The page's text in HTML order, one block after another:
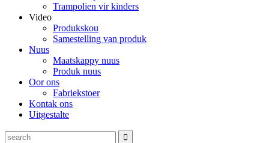
Trampolien vir kinders
Video
Produkskou
Samestelling van produk
Nuus
Maatskappy nuus
Produk nuus
Oor ons
Fabriekstoer
Kontak ons
Uitgestalte